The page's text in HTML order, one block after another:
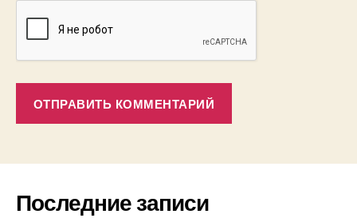
Последние записи